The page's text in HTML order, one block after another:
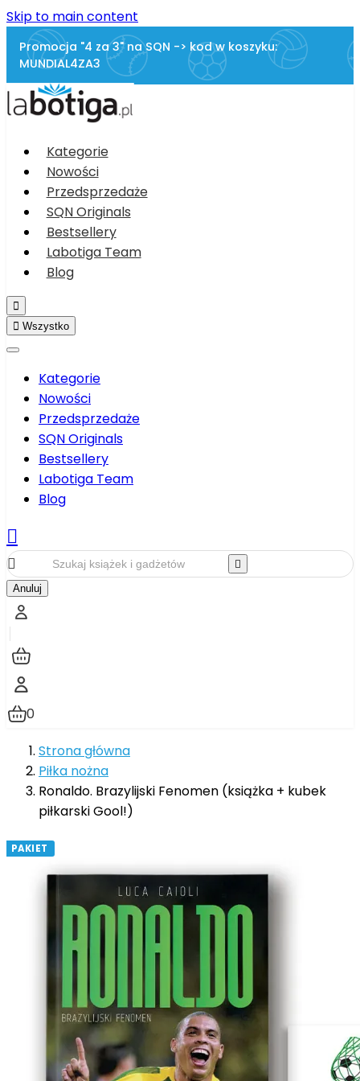
Skip to main content
Promocja "4 za 3" na SQN -> kod w koszyku:
MUNDIAL4ZA3
Kategorie
Nowości
Przedsprzedaże
SQN Originals
Bestsellery
Labotiga Team
Blog

 Wszystko
Kategorie
Nowości
Przedsprzedaże
SQN Originals
Bestsellery
Labotiga Team
Blog



Anuluj
0
Strona główna
Piłka nożna
Ronaldo. Brazylijski Fenomen (książka + kubek
piłkarski Gool!)
PAKIET